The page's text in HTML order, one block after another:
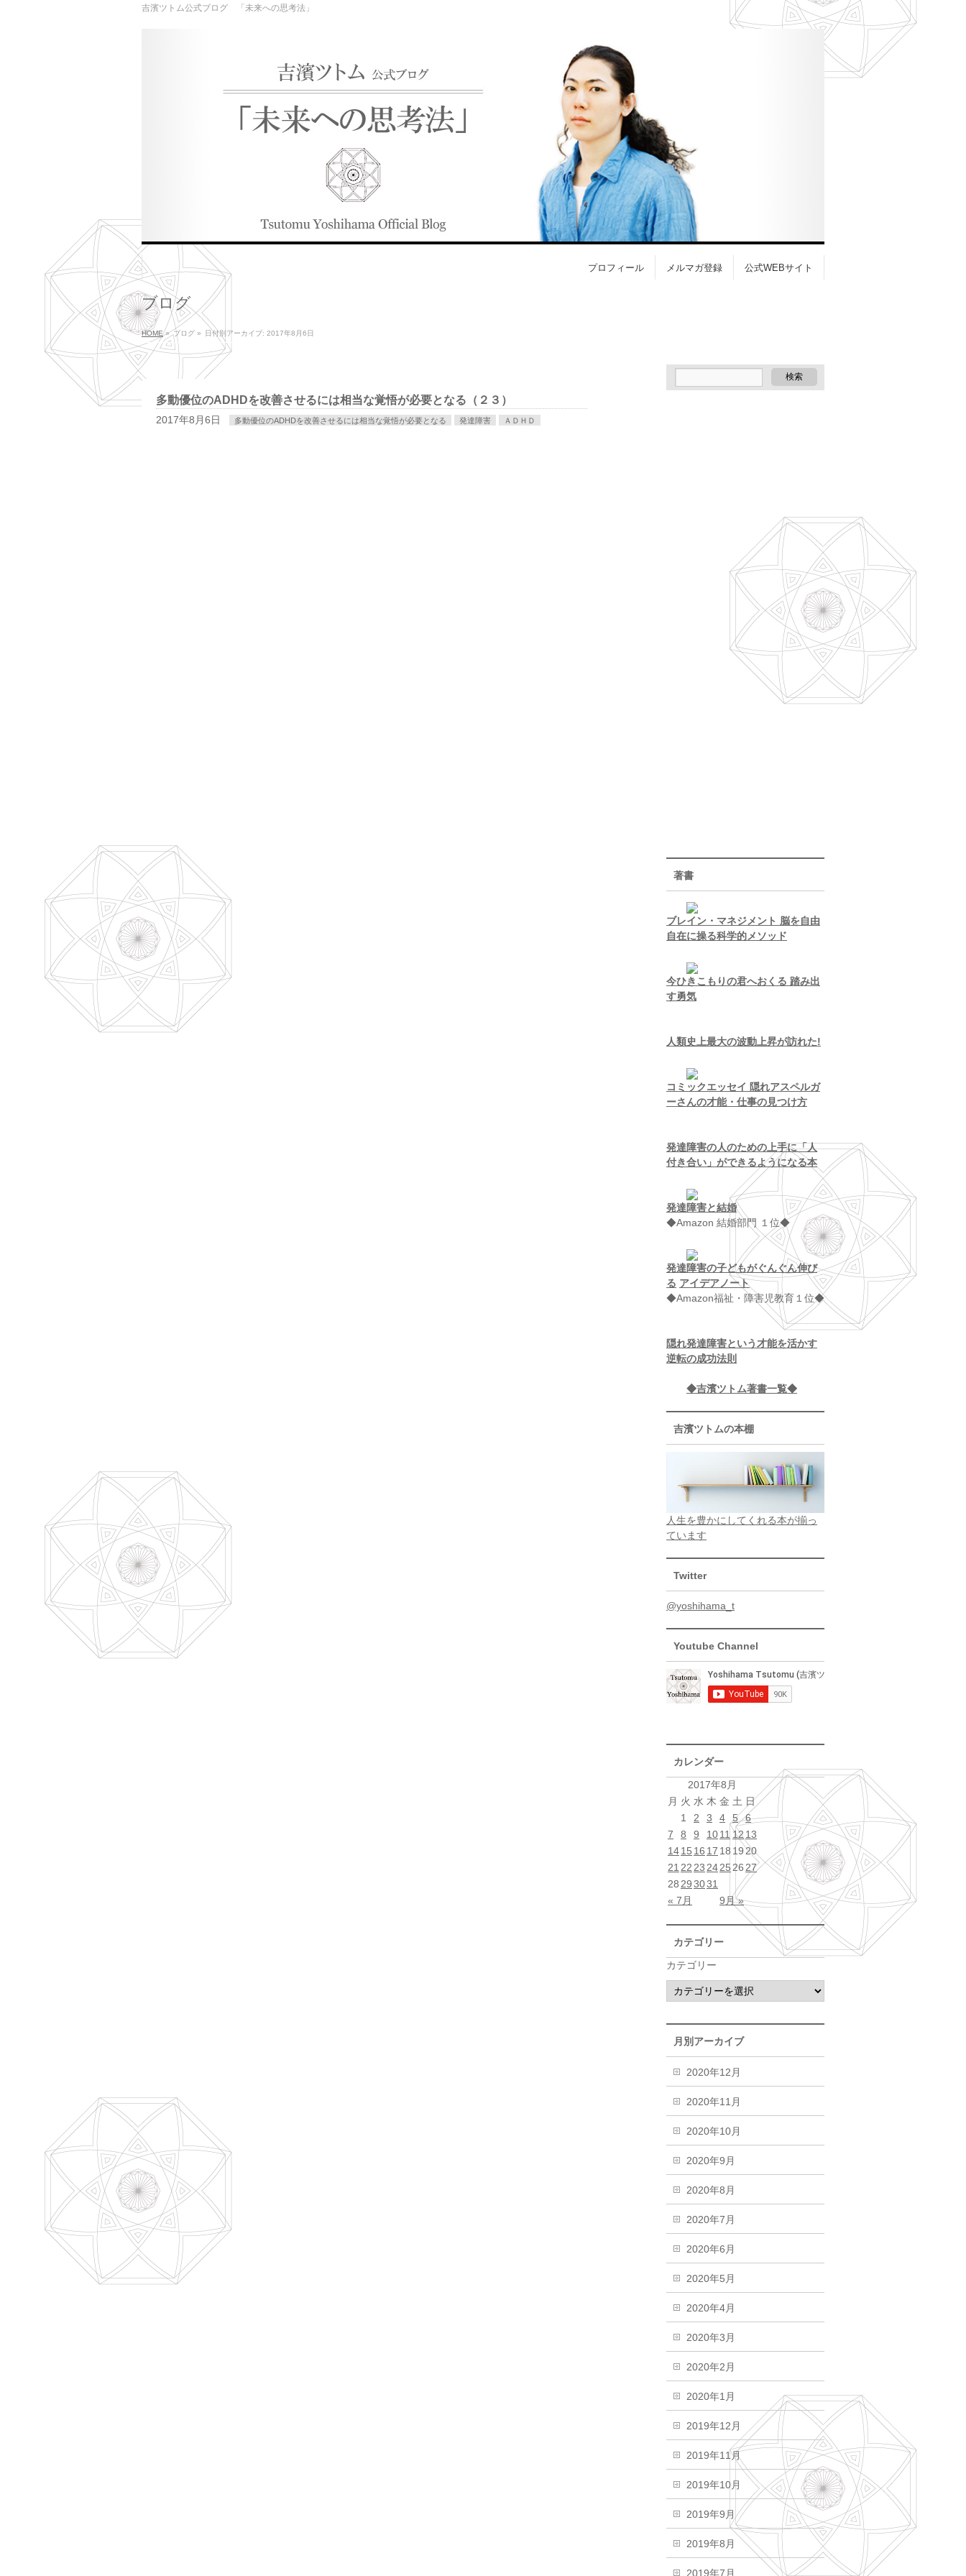
吉濱ツトム公式ブログ 「未来への思考法」
公式WEBサイト
メルマガ登録
プロフィール
ブログ
HOME» ブログ » 日付別アーカイブ: 2017年8月6日
多動優位のADHDを改善させるには相当な覚悟が必要となる（２３）
2017年8月6日 多動優位のADHDを改善させるには相当な覚悟が必要となる 発達障害 ＡＤＨＤ
著書
ブレイン・マネジメント 脳を自由
自在に操る科学的メソッド
今ひきこもりの君へおくる 踏み出
す勇気
人類史上最大の波動上昇が訪れた!
コミックエッセイ 隠れアスペルガ
ーさんの才能・仕事の見つけ方
発達障害の人のための上手に「人
付き合い」ができるようになる本
発達障害と結婚
◆Amazon 結婚部門 １位◆
発達障害の子どもがぐんぐん伸び
る アイデアノート
◆Amazon福祉・障害児教育１位◆
隠れ発達障害という才能を活かす
逆転の成功法則
◆吉濱ツトム著書一覧◆
吉濱ツトムの本棚
人生を豊かにしてくれる本が揃っ
ています
Twitter
@yoshihama_t
Youtube Channel
カレンダー
2017年8月
月 火 水 木 金 土 日
« 7月 9月 »
1 2 3 4 5
6
7
8 9 1011 1213
1415 16 17 18 1920
21222324252627
28293031
カテゴリー
カテゴリー
月別アーカイブ
2020年12月
2020年11月
2020年10月
2020年9月
2020年8月
2020年7月
2020年6月
2020年5月
2020年4月
2020年3月
2020年2月
2020年1月
2019年12月
2019年11月
2019年10月
2019年9月
2019年8月
2019年7月